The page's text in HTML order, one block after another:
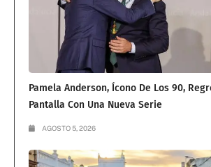
Pamela Anderson, Ícono De Los 90,
Pantalla Con Una Nueva Serie
AGOSTO 5, 2026